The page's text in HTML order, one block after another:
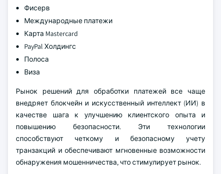
Фисерв
Международные платежи
Карта Mastercard
PayPal Холдингс
Полоса
Виза
Рынок решений для обработки платежей все чаще
внедряет блокчейн и искусственный интеллект (ИИ) в
качестве шага к улучшению клиентского опыта и
повышению безопасности. Эти технологии
способствуют четкому и безопасному учету
транзакций и обеспечивают мгновенные возможности
обнаружения мошенничества, что стимулирует рынок.